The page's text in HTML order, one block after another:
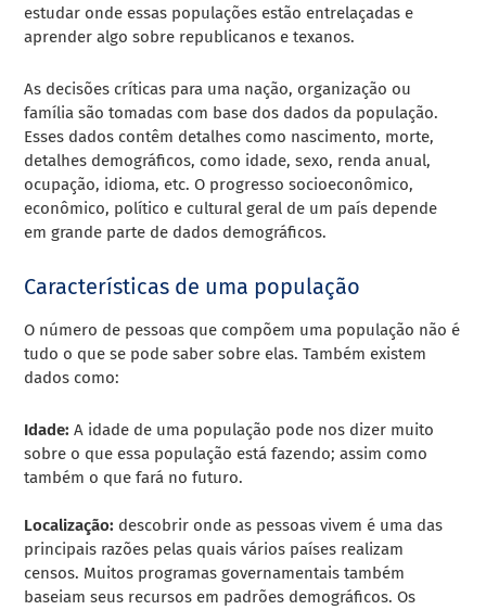
estudar onde essas populações estão entrelaçadas e
aprender algo sobre republicanos e texanos.
As decisões críticas para uma nação, organização ou
família são tomadas com base dos dados da população.
Esses dados contêm detalhes como nascimento, morte,
detalhes demográficos, como idade, sexo, renda anual,
ocupação, idioma, etc. O progresso socioeconômico,
econômico, político e cultural geral de um país depende
em grande parte de dados demográficos.
Características de uma população
O número de pessoas que compõem uma população não é
tudo o que se pode saber sobre elas. Também existem
dados como:
Idade: A idade de uma população pode nos dizer muito
sobre o que essa população está fazendo; assim como
também o que fará no futuro.
Localização: descobrir onde as pessoas vivem é uma das
principais razões pelas quais vários países realizam
censos. Muitos programas governamentais também
baseiam seus recursos em padrões demográficos. Os